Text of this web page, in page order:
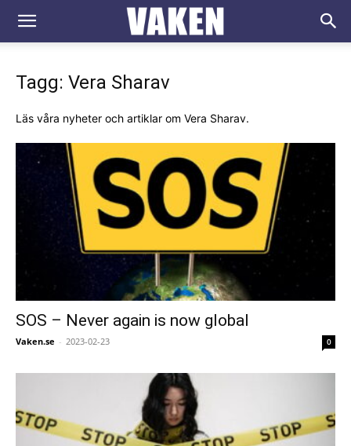
VAKEN.se
Tagg: Vera Sharav
Läs våra nyheter och artiklar om Vera Sharav.
SOS – Never again is now global
Vaken.se - 2023-02-23 0